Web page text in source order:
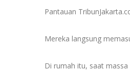
Pantauan
Mereka langsung
Di rumah itu, saat